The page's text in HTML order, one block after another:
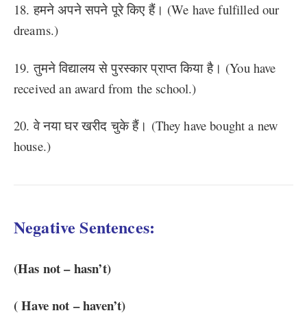
18. हमने अपने सपने पूरे किए हैं। (We have fulfilled our
dreams.)
19. तुमने विद्यालय से पुरस्कार प्राप्त किया है। (You have
received an award from the school.)
20. वे नया घर खरीद चुके हैं। (They have bought a new
house.)
Negative Sentences:
(Has not – hasn’t)
( Have not – haven’t)